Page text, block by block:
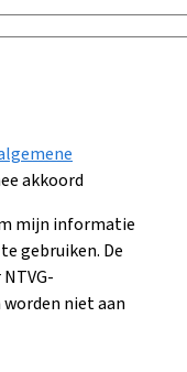
akkoord
mijn informatie
gebruiken. De
niet aan